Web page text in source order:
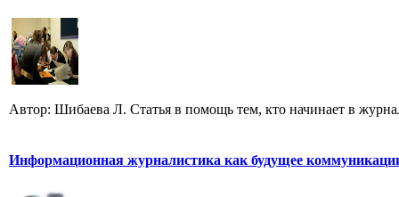
Автор: Шибаева Л. Статья в помощь тем, кто начинает в
Информационная журналистика как будущее